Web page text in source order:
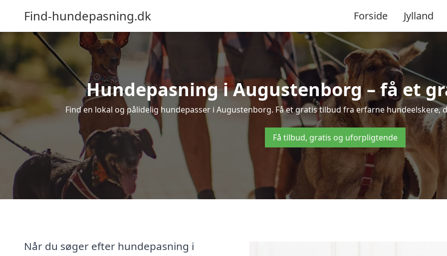
Find-hundepasning.dk Forside Jylland
Hundepasning i Augustenborg – få et
Find en lokal og pålidelig hundepasser i Augustenborg. Få et gratis tilbud fra erfarne
Få tilbud, gratis og uforpligtende
Når du søger efter hundepasning i